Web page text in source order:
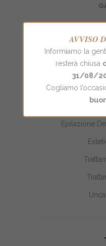
Epilazione
AVVISO
Informiamo la
resterà chiusa
31/08/
Cogliamo